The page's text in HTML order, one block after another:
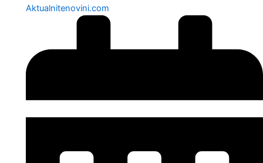
Aktualnitenovini.com